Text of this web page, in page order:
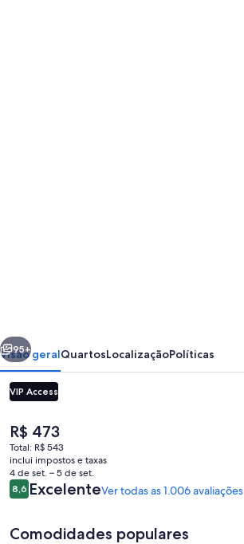
Próximo
95+
Visão geralQuartosLocalizaçãoPolíticas
VIP Access
O
preço
atual
é
R$ 473
R$ 473
Total: R$ 543
inclui impostos e taxas
4 de set. – 5 de set.
Avaliações
8,68,6 de 10
ExcelenteVer todas as 1.006 avaliações
Comodidades populares